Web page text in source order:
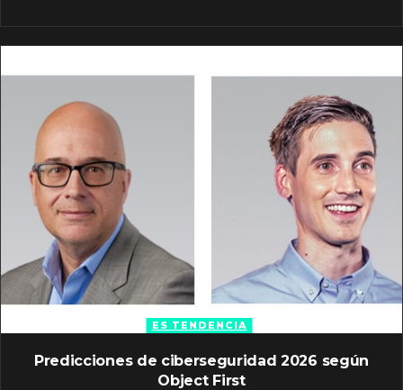
ES TENDENCIA
Predicciones de ciberseguridad 2026 según
Object First